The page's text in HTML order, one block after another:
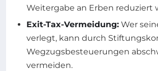
Weitergabe an Erben reduziert
Exit-Tax-Vermeidung: Wer
verlegt, kann durch
Wegzugsbesteuerungen
vermeiden.